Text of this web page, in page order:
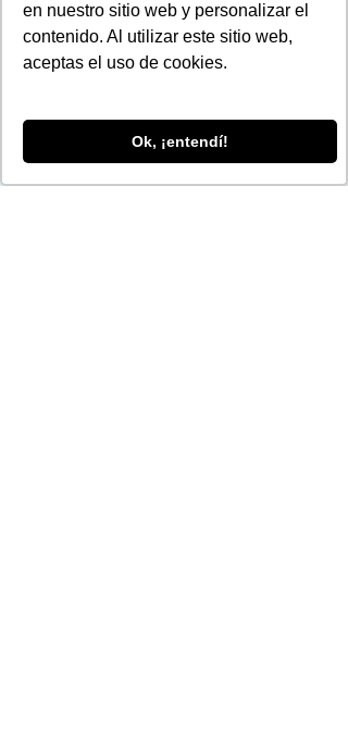
en nuestro sitio web y personalizar el
contenido. Al utilizar este sitio web,
aceptas el uso de cookies.
Ok, ¡entendí!